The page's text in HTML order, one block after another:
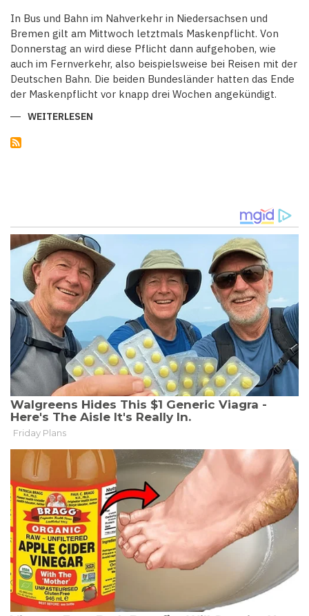
In Bus und Bahn im Nahverkehr in Niedersachsen und
Bremen gilt am Mittwoch letztmals Maskenpflicht. Von
Donnerstag an wird diese Pflicht dann aufgehoben, wie
auch im Fernverkehr, also beispielsweise bei Reisen mit der
Deutschen Bahn. Die beiden Bundesländer hatten das Ende
der Maskenpflicht vor knapp drei Wochen angekündigt.
WEITERLESEN